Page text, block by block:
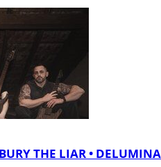
THE LIAR •